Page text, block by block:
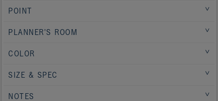
POINT
PLANNER'S ROOM
COLOR
SIZE & SPEC
NOTES